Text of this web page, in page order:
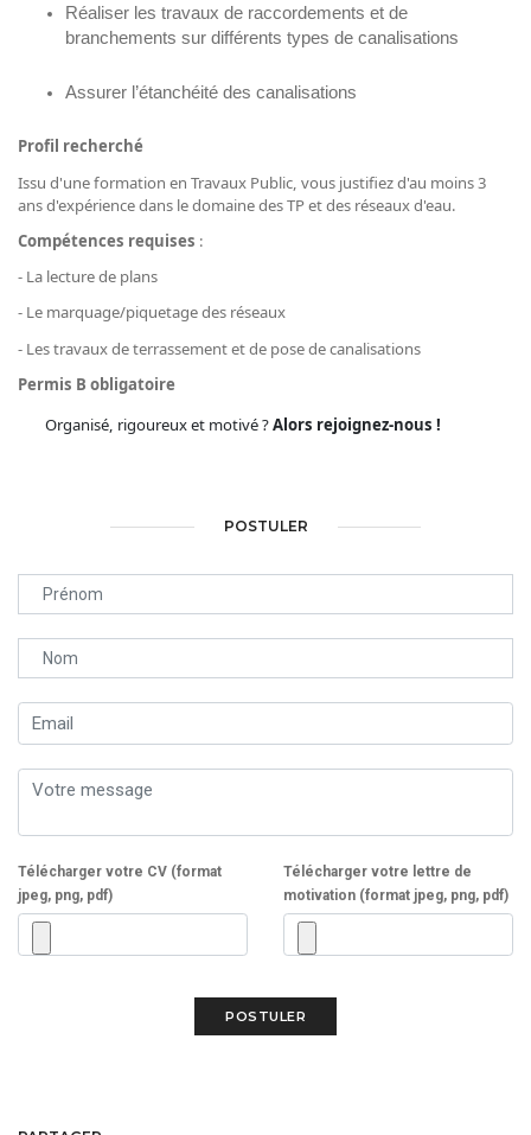
Réaliser les travaux de raccordements et de
branchements sur différents types de canalisations
Assurer l’étanchéité des canalisations
Profil recherché
Issu d'une formation en Travaux Public, vous justifiez d'au moins 3
ans d'expérience dans le domaine des TP et des réseaux d'eau.
Compétences requises :
- La lecture de plans
- Le marquage/piquetage des réseaux
- Les travaux de terrassement et de pose de canalisations
Permis B obligatoire
Organisé, rigoureux et motivé ?Alors rejoignez-nous !
POSTULER
Télécharger votre CV (format
jpeg, png, pdf)
Télécharger votre lettre de
motivation (format jpeg, png, pdf)